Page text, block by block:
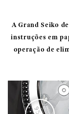
A Grand Seiko
instruções em
operação de